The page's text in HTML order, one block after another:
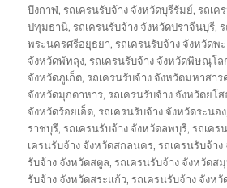
บึงกาฬ,รถเครนรับจ้าง จังหวัดบุรีรัมย์,รถเค
ปทุมธานี,รถเครนรับจ้าง จังหวัดปราจีนบุรี,
พระนครศรีอยุธยา,รถเครนรับจ้าง จังหวัดพะ
จังหวัดพัทลุง,รถเครนรับจ้าง จังหวัดพิษณุโล
จังหวัดภูเก็ต,รถเครนรับจ้าง จังหวัดมหาสาร
จังหวัดมุกดาหาร,รถเครนรับจ้าง จังหวัดยโส
จังหวัดร้อยเอ็ด,รถเครนรับจ้าง จังหวัดระนอง
ราชบุรี,รถเครนรับจ้าง จังหวัดลพบุรี,รถเคร
เครนรับจ้าง จังหวัดสกลนคร,รถเครนรับจ้า
รับจ้าง จังหวัดสตูล,รถเครนรับจ้าง จังหวัดส
รับจ้าง จังหวัดสระแก้ว,รถเครนรับจ้าง จังห